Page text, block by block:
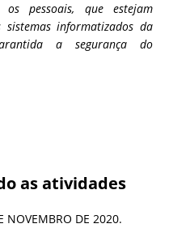
pessoais, que estejam
sistemas informatizados da
a segurança do
as atividades
NOVEMBRO DE 2020.